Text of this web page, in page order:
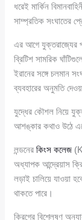
ধরেই মার্কিন
সাম্প্রতিক সংঘাতের
এর আগে যুক্তরাজ্যের
ব্রিটিশ সামরিক
ইরানের সঙ্গে চলমান
ব্যবহারের অনুমতি
যুদ্ধের কৌশল নিয়ে
আশঙ্কার কথাও উঠে
লন্ডনেরকিংস কলেজ
অধ্যাপক আন্দ্রেয়াস
লড়াই চালিয়ে যাওয়া
থাকতে পারে।
ক্রিগের বিশ্লেষণ